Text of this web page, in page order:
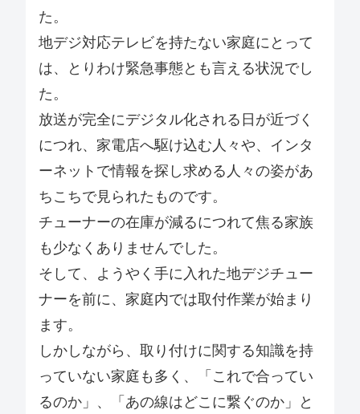
た。
地デジ対応テレビを持たない家庭にとって
は、とりわけ緊急事態とも言える状況でし
た。
放送が完全にデジタル化される日が近づく
につれ、家電店へ駆け込む人々や、インタ
ーネットで情報を探し求める人々の姿があ
ちこちで見られたものです。
チューナーの在庫が減るにつれて焦る家族
も少なくありませんでした。
そして、ようやく手に入れた地デジチュー
ナーを前に、家庭内では取付作業が始まり
ます。
しかしながら、取り付けに関する知識を持
っていない家庭も多く、「これで合ってい
るのか」、「あの線はどこに繋ぐのか」と